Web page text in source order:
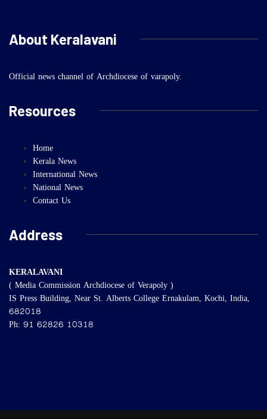
About Keralavani
Official news channel of Archdiocese of varapoly.
Resources
Home
Kerala News
International News
National News
Contact Us
Address
KERALAVANI
( Media Commission Archdiocese of Verapoly )
IS Press Building, Near St. Alberts College Ernakulam, Kochi, India,
682018
Ph: 91 62826 10318